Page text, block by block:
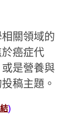
關領域的
癌症代
是營養與
稿主題。
)